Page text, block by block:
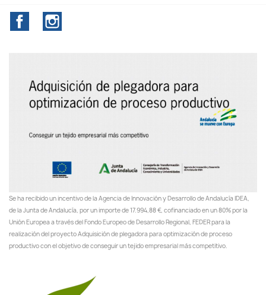
Facebook
Se ha recibido un incentivo de la Agencia de Innovación y Desarrollo de Andalucía IDEA,
de la Junta de Andalucía, por un importe de 17.994,88 €, cofinanciado en un 80% por la
Unión Europea a través del Fondo Europeo de Desarrollo Regional, FEDER para la
realización del proyecto Adquisición de plegadora para optimización de proceso
productivo con el objetivo de conseguir un tejido empresarial más competitivo.